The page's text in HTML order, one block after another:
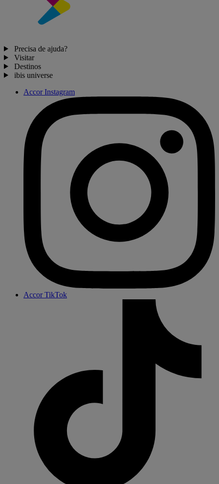
Precisa de ajuda?
Visitar
Destinos
ibis universe
Accor Instagram
Accor TikTok